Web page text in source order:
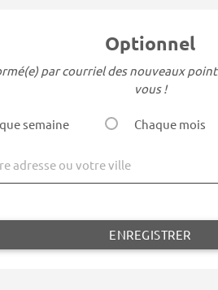
Optionnel
par courriel des nouveaux
vous !
semaine Chaque mois
adresse ou votre ville